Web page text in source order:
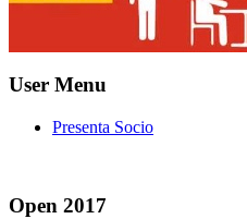
User Menu
Presenta Socio
Open 2017